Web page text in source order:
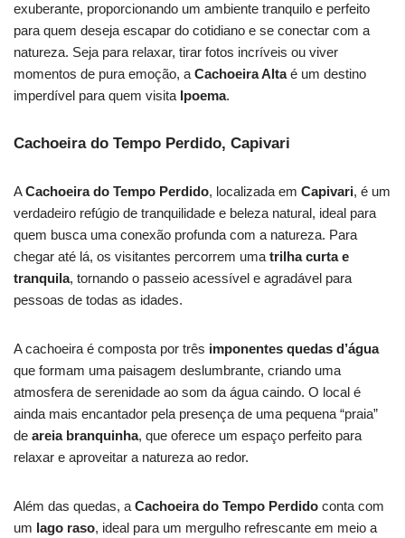
exuberante, proporcionando um ambiente tranquilo e perfeito
para quem deseja escapar do cotidiano e se conectar com a
natureza. Seja para relaxar, tirar fotos incríveis ou viver
momentos de pura emoção, a Cachoeira Altaé um destino
imperdível para quem visita Ipoema.
Cachoeira do Tempo Perdido, Capivari
ACachoeira do Tempo Perdido, localizada em Capivari, é um
verdadeiro refúgio de tranquilidade e beleza natural, ideal para
quem busca uma conexão profunda com a natureza. Para
chegar até lá, os visitantes percorrem uma trilha curta e
tranquila, tornando o passeio acessível e agradável para
pessoas de todas as idades.
A cachoeira é composta por três imponentes quedas d’água
que formam uma paisagem deslumbrante, criando uma
atmosfera de serenidade ao som da água caindo. O local é
ainda mais encantador pela presença de uma pequena “praia”
de areia branquinha, que oferece um espaço perfeito para
relaxar e aproveitar a natureza ao redor.
Além das quedas, a Cachoeira do Tempo Perdido conta com
um lago raso, ideal para um mergulho refrescante em meio a